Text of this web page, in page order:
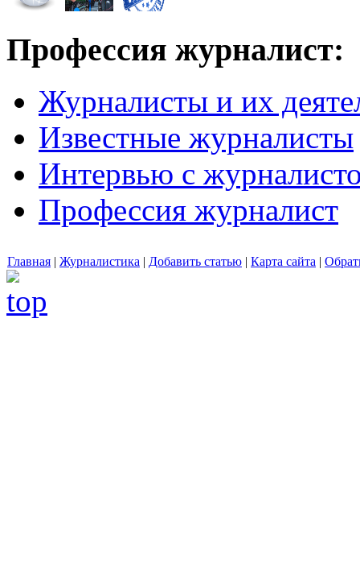
Профессия журналист:
Журналисты и их
Известные журналисты
Интервью с
Профессия журналист
Главная | Журналистика | Добавить статью | Карта сайта |